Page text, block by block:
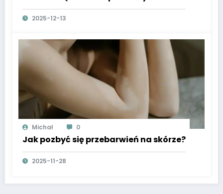
2025-12-13
Michał 0
Jak pozbyć się przebarwień na skórze?
2025-11-28